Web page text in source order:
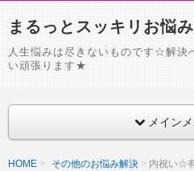
まるっとスッキリお悩
人生悩みは尽きないものです☆解決
い頑張ります★
メインメ
HOME その他のお悩み解決
内祝い☆